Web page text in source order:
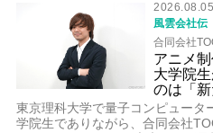
2026.08.05
風雲会社伝
合同会社
アニメ
大学院
のは「新
東京理科大学で量子コンピュータ
学院生でありながら、合同会社